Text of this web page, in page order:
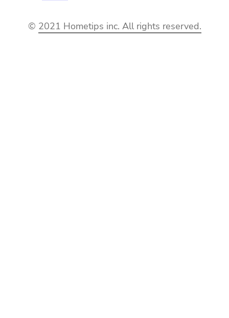
© 2021 Hometips inc. All rights reserved.